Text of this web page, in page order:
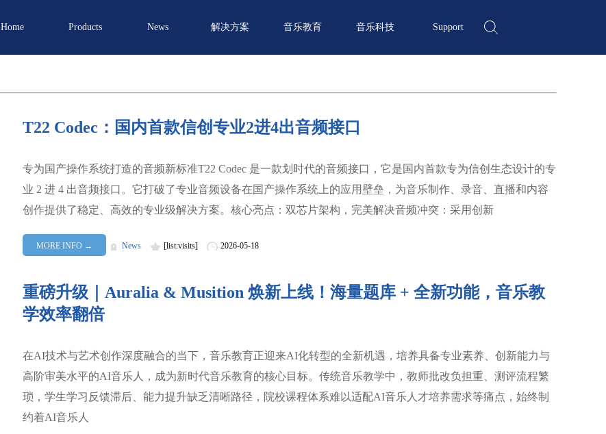
Home Products News 解决方案 音乐教育 音乐科技 Support
T22 Codec：国内首款信创专业2进4出音频接口
专为国产操作系统打造的音频新标准T22 Codec 是一款划时代的音频接口，它是国内首款专为信创生态设计的专
业 2 进 4 出音频接口。它打破了专业音频设备在国产操作系统上的应用壁垒，为音乐制作、录音、直播和内容
创作提供了稳定、高效的专业级解决方案。核心亮点：双芯片架构，完美解决音频冲突：采用创新
MORE INFO → News [list:visits] 2026-05-18
重磅升级｜Auralia & Musition 焕新上线！海量题库 + 全新功能，音乐教
学效率翻倍
在AI技术与艺术创作深度融合的当下，音乐教育正迎来AI化转型的全新机遇，培养具备专业素养、创新能力与
高阶审美水平的AI音乐人，成为新时代音乐教育的核心目标。传统音乐教学中，教师批改负担重、测评流程繁
琐，学生学习反馈滞后、能力提升缺乏清晰路径，院校课程体系难以适配AI音乐人才培养需求等痛点，始终制
约着AI音乐人